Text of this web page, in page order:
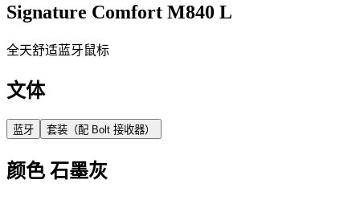
Signature Comfort M840 L
全天舒适蓝牙鼠标
文体
蓝牙 套装（配 Bolt 接收器）
颜色 石墨灰